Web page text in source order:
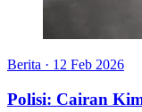
Berita · 12 Feb 2026
Polisi: Cairan